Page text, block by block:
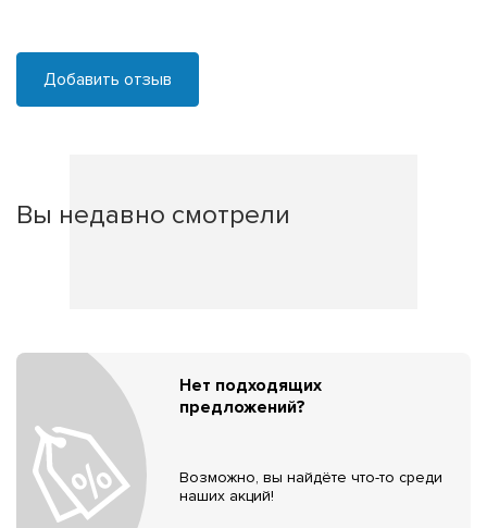
Добавить отзыв
Вы недавно смотрели
Нет подходящих
предложений?
Возможно, вы найдёте что-то среди
наших акций!